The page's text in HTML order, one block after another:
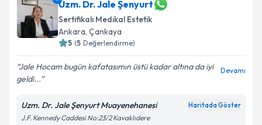
Uzm. Dr. Jale Şenyurt
Sertifikalı Medikal Estetik
Ankara, Çankaya
5 (5 Değerlendirme)
Jale Hocam bugün kafatasımın üstü kadar altına da iyi
geldi...
Devamı
Uzm. Dr. Jale Şenyurt Muayenehanesi Haritada Göster
J.F. Kennedy Caddesi No:23/2 Kavaklıdere